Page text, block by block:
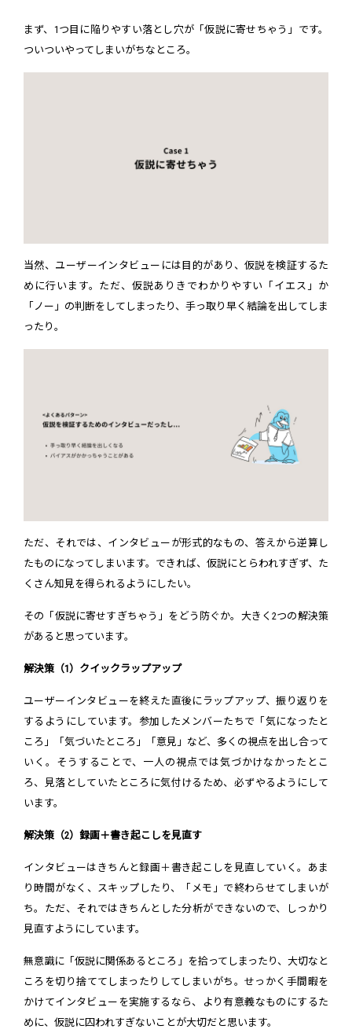
まず、1つ目に陥りやすい落とし穴が「仮説に寄せちゃう」です。
ついついやってしまいがちなところ。
当然、ユーザーインタビューには目的があり、仮説を検証するた
めに行います。ただ、仮説ありきでわかりやすい「イエス」か
「ノー」の判断をしてしまったり、手っ取り早く結論を出してしま
ったり。
ただ、それでは、インタビューが形式的なもの、答えから逆算し
たものになってしまいます。できれば、仮説にとらわれすぎず、た
くさん知見を得られるようにしたい。
その「仮説に寄せすぎちゃう」をどう防ぐか。大きく2つの解決策
があると思っています。
解決策（1）クイックラップアップ
ユーザーインタビューを終えた直後にラップアップ、振り返りを
するようにしています。参加したメンバーたちで「気になったと
ころ」「気づいたところ」「意見」など、多くの視点を出し合って
いく。そうすることで、一人の視点では気づかけなかったとこ
ろ、見落としていたところに気付けるため、必ずやるようにして
います。
解決策（2）録画＋書き起こしを見直す
インタビューはきちんと録画＋書き起こしを見直していく。あま
り時間がなく、スキップしたり、「メモ」で終わらせてしまいが
ち。ただ、それではきちんとした分析ができないので、しっかり
見直すようにしています。
無意識に「仮説に関係あるところ」を拾ってしまったり、大切なと
ころを切り捨ててしまったりしてしまいがち。せっかく手間暇を
かけてインタビューを実施するなら、より有意義なものにするた
めに、仮説に囚われすぎないことが大切だと思います。